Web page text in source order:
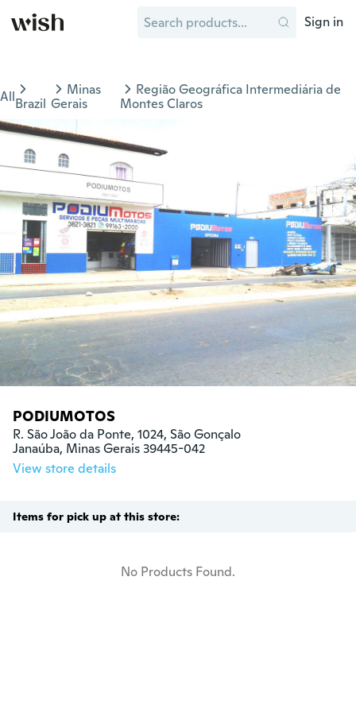
Sign in
AllBrazil
Minas
Gerais
Região Geográfica Intermediária de
Montes Claros
PODIUMOTOS
R. São João da Ponte, 1024, São Gonçalo
Janaúba, Minas Gerais 39445-042
View store details
Items for pick up at this store:
No Products Found.